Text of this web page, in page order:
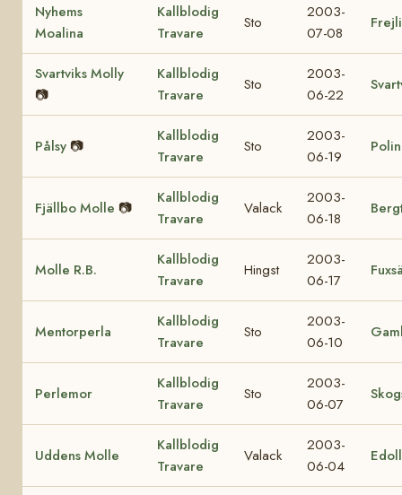
Nyhems
Moalina
Kallblodig
Travare
Sto
2003-
07-08
Svartviks Molly
📷
Kallblodig
Travare
Sto
2003-
06-22
Pålsy 📷
Kallblodig
Travare
Sto
2003-
06-19
Fjällbo Molle 📷
Kallblodig
Travare
Valack
2003-
06-18
Molle R.B.
Kallblodig
Travare
Hingst
2003-
06-17
Mentorperla
Kallblodig
Travare
Sto
2003-
06-10
Perlemor
Kallblodig
Travare
Sto
2003-
06-07
Uddens Molle
Kallblodig
Travare
Valack
2003-
06-04